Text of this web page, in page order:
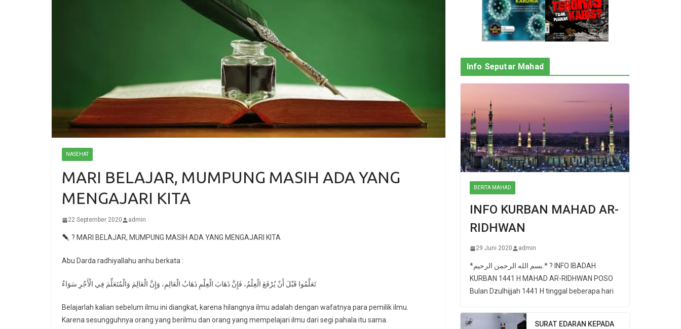
NASEHAT
MARI BELAJAR, MUMPUNG MASIH ADA YANG
MENGAJARI KITA
22 September 2020 admin
? MARI BELAJAR, MUMPUNG MASIH ADA YANG MENGAJARI KITA
Abu Darda radhiyallahu anhu berkata :
تَعَلَّمُوا قَبْلَ أَنْ يُرْفَعَ الْعِلْمُ، فَإِنَّ ذَهَابَ الْعِلْمِ ذَهَابُ الْعَالِمِ، وَإِنَّ الْعَالِمَ وَالْمُتَعَلِّمَ فِي الْأَجْرِ سَوَاءٌ
Belajarlah kalian sebelum ilmu ini diangkat, karena hilangnya ilmu adalah dengan wafatnya para pemilik ilmu.
Karena sesungguhnya orang yang berilmu dan orang yang mempelajari ilmu dari segi pahala itu sama.
Info Seputar Mahad
BERITA MAHAD
INFO KURBAN MAHAD AR-
RIDHWAN
29 Juni 2020 admin
*بسم الله الرحمن الرحيم.* ? INFO IBADAH
KURBAN 1441 H MAHAD AR-RIDHWAN POSO
Bulan Dzulhijjah 1441 H tinggal beberapa hari
SURAT EDARAN KEPADA